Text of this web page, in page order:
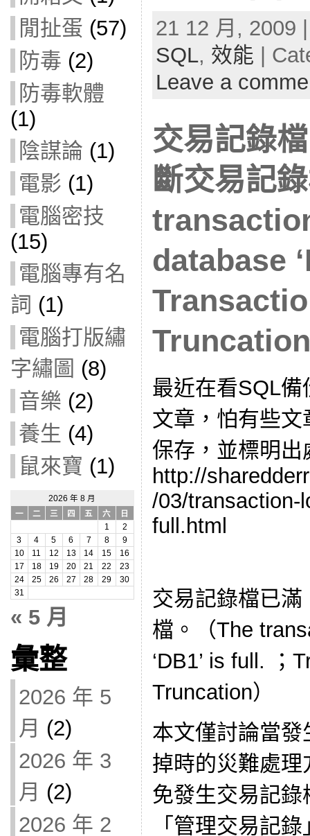
閒扯蛋 (57)
防毒 (2)
防毒軟體
(1)
陰謀論 (1)
電影 (1)
電腦密技
(15)
電腦專有名
詞 (1)
電腦打版繡
字繡圖 (8)
音樂 (2)
養生 (4)
鼠來寶 (1)
2026 年 8 月
一
二 三 四 五 六
日
1
2
3
4 5 6 7 8
9
10
11 12 13 14 15
16
17
18 19 20 21 22
23
24
25 26 27 28 29
30
31
« 5 月
彙整
2026 年 5
月 (2)
2026 年 3
月 (2)
2026 年 2
21 12 月, 2009
SQL, 效能 |
Leave a
交易記錄
斷交易記
database
最近在看SQL
文章，怕有些
保存，並標明出
http://
/03/transaction-
full.html
交易記錄檔已
檔。（The
‘DB1’ is full. ；
Truncation）
本文僅討論當
掉時的災難處
免發生交易記
「管理交易記